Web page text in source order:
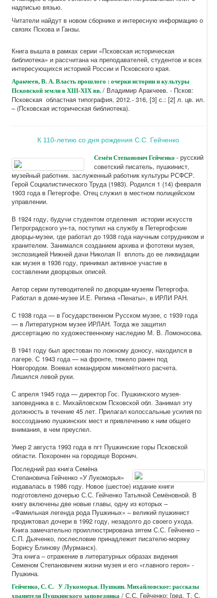
надписью вязью.
Читатели найдут в новом сборнике и интересную информацию о
связях Пскова и Ганзы.
Книга вышла в рамках серии «Псковская историческая
библиотека» и рассчитана на преподавателей, студентов и всех
интересующихся историей России и Псковского края.
Аракчеев, В. А. Власть прошлого : очерки истории и культуры
Псковской земли в ХIII-ХIХ вв. / Владимир Аракчеев. - Псков:
Псковская областная типография, 2012.- 316, [3] с.: [2] л. цв. ил.
– (Псковская историческая библиотека).
К 110-летию со дня рождения С.С. Гейченко
Семён Степанович Гейченко - русский
советский писатель, пушкинист,
музейный работник. заслуженный работник культуры РСФСР.
Герой Социалистического Труда (1983). Родился 1 (14) февраля
1903 года в Петергофе. Отец служил в местном полицейском
управлении.
В 1924 году, будучи студентом отделения истории искусств
Петроградского ун-та, поступил на службу в Петергофские
дворцы-музеи, где работал до 1938 года научным сотрудником и
хранителем. Занимался созданием архива и фототеки музея,
экспозицией Нижней дачи Николая II вплоть до ее ликвидации
как музея в 1936 году, принимал активное участие в
составлении дворцовых описей.
Автор серии путеводителей по дворцам-музеям Петергофа.
Работал в доме-музее И.Е. Репина «Пенаты», в ИРЛИ РАН.
С 1938 года — в Государственном Русском музее, c 1939 года
— в Литературном музее ИРЛАН. Тогда же защитил
диссертацию по художественному наследию М. В. Ломоносова.
В 1941 году был арестован по ложному доносу, находился в
лагере. С 1943 года — на фронте, тяжело ранен под
Новгородом. Воевал командиром миномётного расчета.
Лишился левой руки.
С апреля 1945 года — директор Гос. Пушкинского музея-
заповедника в с. Михайловском Псковской обл. Занимал эту
должность в течение 45 лет. Прилагал колоссальные усилия по
воссозданию пушкинских мест и привлечению к ним общего
внимания, в чем преуспел.
Умер 2 августа 1993 года в пгт Пушкинские горы Псковской
области. Похоронен на городище Воронич.
Последний раз книга Семёна
Степановича Гейченко «У Лукоморья»
издавалась в 1986 году. Новое (шестое) издание книги
подготовлено дочерью С.С. Гейченко Татьяной Семёновной. В
книгу включены две новые главы, одну из которых –
«Фамильная легенда рода Пушкиных» – великий пушкинист
продиктовал дочери в 1992 году, незадолго до своего ухода.
Книга замечательно проиллюстрирована зятем С.С. Гейченко –
С.П. Дьяченко, послесловие принадлежит писателю-моряку
Борису Блинову (Мурманск).
Эта книга – отражение в литературных образах видения
Семеном Степановичем жизни музея и его «главного героя» -
Пушкина.
Гейченко, С. С. У Лукоморья. Пушкин. Михайловское: рассказы
хранителя Пушкинского заповедника / С.С. Гейченко; [ред. Т. С.